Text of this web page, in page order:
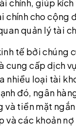
chính, giúp
cho cộng
quản lý tài
tế bởi chúng
cấp dịch
nhiều loại tài
đó, ngân
tiền mặt
và các khoản